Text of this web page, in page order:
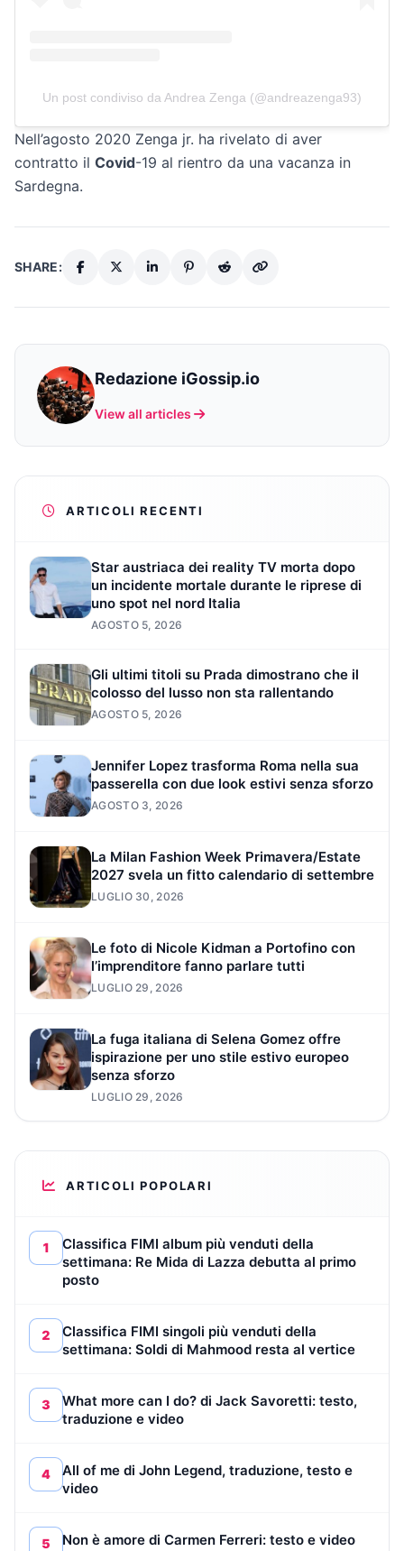
Un post condiviso da Andrea Zenga (@andreazenga93)
Nell’agosto 2020 Zenga jr. ha rivelato di aver
contratto il Covid-19 al rientro da una vacanza in
Sardegna.
SHARE:
Redazione iGossip.io
View all articles
ARTICOLI RECENTI
Star austriaca dei reality TV morta dopo
un incidente mortale durante le riprese di
uno spot nel nord Italia
AGOSTO 5, 2026
Gli ultimi titoli su Prada dimostrano che il
colosso del lusso non sta rallentando
AGOSTO 5, 2026
Jennifer Lopez trasforma Roma nella sua
passerella con due look estivi senza sforzo
AGOSTO 3, 2026
La Milan Fashion Week Primavera/Estate
2027 svela un fitto calendario di settembre
LUGLIO 30, 2026
Le foto di Nicole Kidman a Portofino con
l’imprenditore fanno parlare tutti
LUGLIO 29, 2026
La fuga italiana di Selena Gomez offre
ispirazione per uno stile estivo europeo
senza sforzo
LUGLIO 29, 2026
ARTICOLI POPOLARI
1
Classifica FIMI album più venduti della
settimana: Re Mida di Lazza debutta al primo
posto
2
Classifica FIMI singoli più venduti della
settimana: Soldi di Mahmood resta al vertice
3
What more can I do? di Jack Savoretti: testo,
traduzione e video
4
All of me di John Legend, traduzione, testo e
video
5
Non è amore di Carmen Ferreri: testo e video